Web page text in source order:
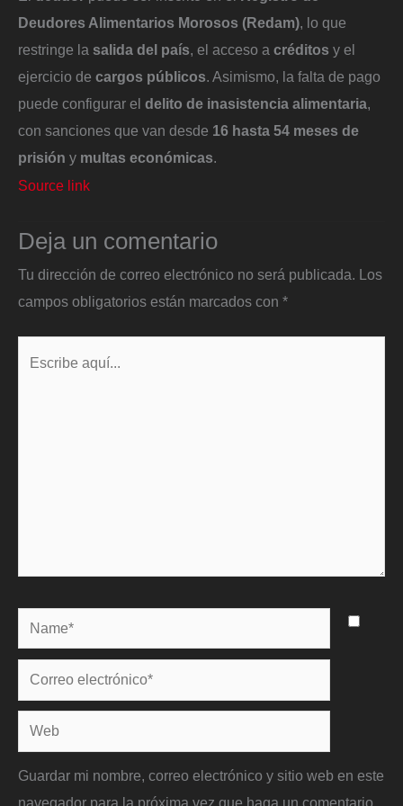
Deudores Alimentarios Morosos (Redam), lo que
restringe la salida del país, el acceso a créditos y el
ejercicio de cargos públicos. Asimismo, la falta de pago
puede configurar el delito de inasistencia alimentaria,
con sanciones que van desde 16 hasta 54 meses de
prisión y multas económicas.
Source link
Deja un comentario
Tu dirección de correo electrónico no será publicada. Los
campos obligatorios están marcados con *
Name*
Correo
electrónico*
Web
Guardar mi nombre, correo electrónico y sitio web en este
navegador para la próxima vez que haga un comentario.